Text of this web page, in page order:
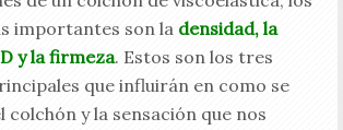
importantes son la densidad, la
y la firmeza. Estos son los tres
que influirán en como se
y la sensación que nos